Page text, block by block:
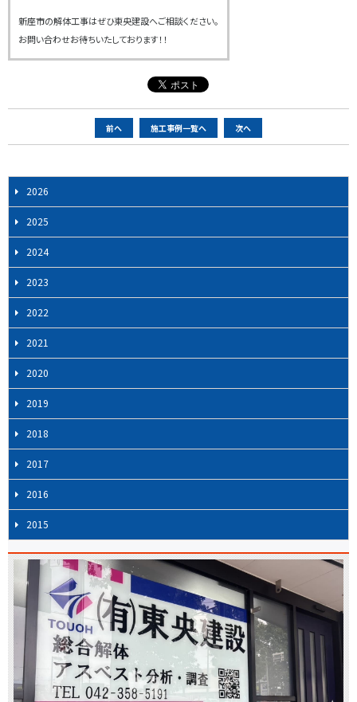
新座市の解体工事はぜひ東央建設へご相談ください。
お問い合わせお待ちいたしております！！
ー
ナ
ビ
ゲ
ー
シ
ョ
ン
前へ 施工事例一覧へ 次へ
2026
2025
2024
2023
2022
2021
2020
2019
2018
2017
2016
2015